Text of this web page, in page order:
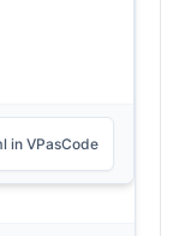
in VPasCode